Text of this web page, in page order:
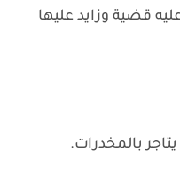
قضية وزايد عليها
بالمخدرات.